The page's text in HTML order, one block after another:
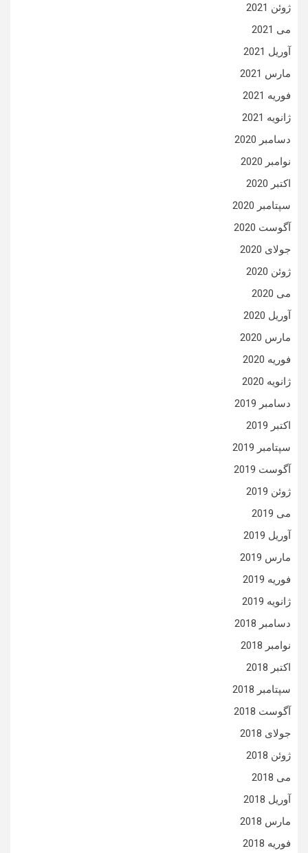
ژوئن 2021
می 2021
آوریل 2021
مارس 2021
فوریه 2021
ژانویه 2021
دسامبر 2020
نوامبر 2020
اکتبر 2020
سپتامبر 2020
آگوست 2020
جولای 2020
ژوئن 2020
می 2020
آوریل 2020
مارس 2020
فوریه 2020
ژانویه 2020
دسامبر 2019
اکتبر 2019
سپتامبر 2019
آگوست 2019
ژوئن 2019
می 2019
آوریل 2019
مارس 2019
فوریه 2019
ژانویه 2019
دسامبر 2018
نوامبر 2018
اکتبر 2018
سپتامبر 2018
آگوست 2018
جولای 2018
ژوئن 2018
می 2018
آوریل 2018
مارس 2018
فوریه 2018